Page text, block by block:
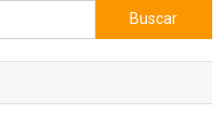
Buscar: